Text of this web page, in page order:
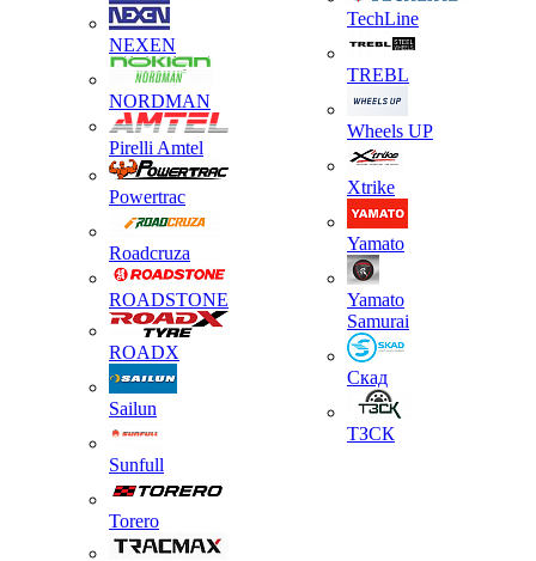
NEXEN
NORDMAN
Pirelli Amtel
Powertrac
Roadcruza
ROADSTONE
ROADX
Sailun
Sunfull
Torero
TechLine
TREBL
Wheels UP
Xtrike
Yamato
Yamato
Samurai
Скад
ТЗСК